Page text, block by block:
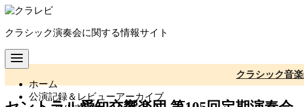
コ
テ
ン
ツ
移
クラシック演奏会に関する情報サイト
ホーム
公演記録＆レビューアーカイブ
クラシック音